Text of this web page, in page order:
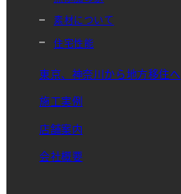
素材について
住宅性能
東京、神奈川から地方移住へ
施工実例
店舗案内
会社概要